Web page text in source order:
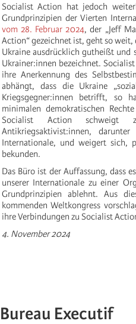
Socialist Action hat jedoch
Grundprinzipien der Vierten
vom 28. Februar 2024, der „Jeff
Action“ gezeichnet ist, geht so weit,
Ukraine ausdrücklich gutheißt und
Ukrainer:innen bezeichnet.
ihre Anerkennung des
abhängt, dass die Ukraine
Kriegsgegner:innen betrifft, so
minimalen demokratischen
Socialist Action schweigt
Antikriegsaktivist:innen,
Internationale, und weigert sich,
bekunden.
Das Büro ist der Auffassung, dass
unserer Internationale zu einer
Grundprinzipien ablehnt. Aus
kommenden Weltkongress
ihre Verbindungen zu Socialist
4. November 2024
Bureau Executif